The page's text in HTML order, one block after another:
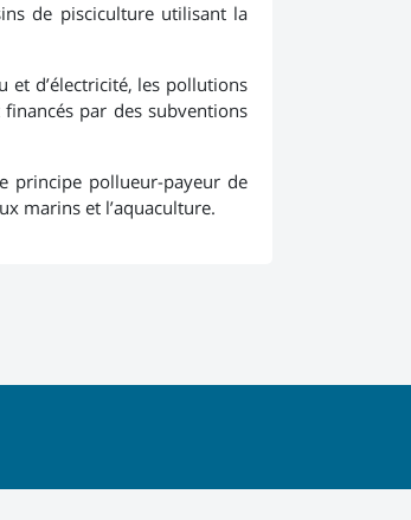
de pisciculture utilisant la
et d’électricité, les pollutions
par des subventions
principe pollueur-payeur de
marins et l’aquaculture.